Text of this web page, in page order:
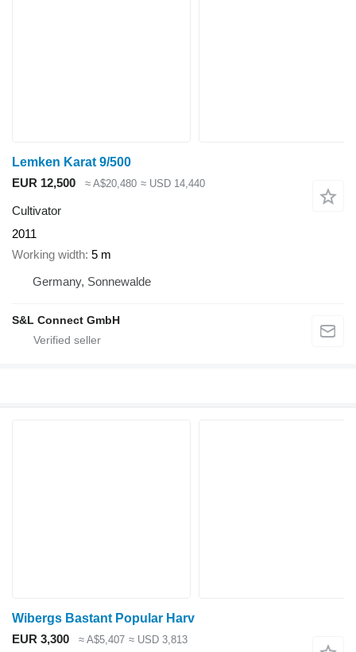
Lemken Karat 9/500
EUR 12,500
≈ A$20,480 ≈ USD 14,440
Cultivator
2011
Working width 5 m
Germany, Sonnewalde
S&L Connect GmbH
Wibergs Bastant Popular Harv
EUR 3,300
≈ A$5,407 ≈ USD 3,813